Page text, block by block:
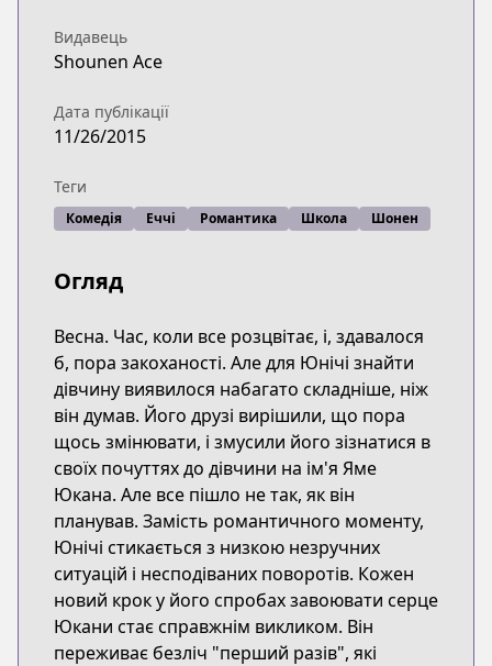
Видавець
Shounen Ace
Дата публікації
11/26/2015
Теги
Комедія Еччі Романтика Школа Шонен
Огляд
Весна. Час, коли все розцвітає, і, здавалося
б, пора закоханості. Але для Юнічі знайти
дівчину виявилося набагато складніше, ніж
він думав. Його друзі вирішили, що пора
щось змінювати, і змусили його зізнатися в
своїх почуттях до дівчини на ім'я Яме
Юкана. Але все пішло не так, як він
планував. Замість романтичного моменту,
Юнічі стикається з низкою незручних
ситуацій і несподіваних поворотів. Кожен
новий крок у його спробах завоювати серце
Юкани стає справжнім викликом. Він
переживає безліч "перший разів", які